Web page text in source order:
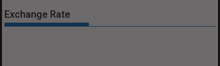
Exchange Rate